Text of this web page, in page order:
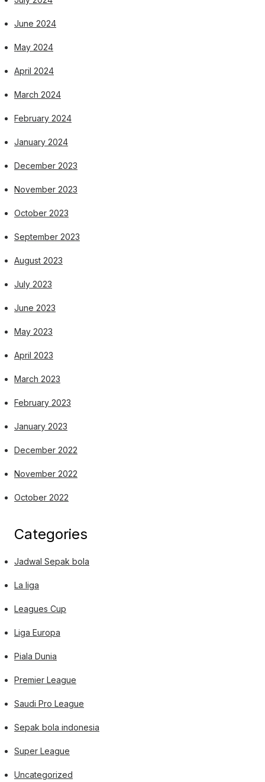
June 2024
May 2024
April 2024
March 2024
February 2024
January 2024
December 2023
November 2023
October 2023
September 2023
August 2023
July 2023
June 2023
May 2023
April 2023
March 2023
February 2023
January 2023
December 2022
November 2022
October 2022
Categories
Jadwal Sepak bola
La liga
Leagues Cup
Liga Europa
Piala Dunia
Premier League
Saudi Pro League
Sepak bola indonesia
Super League
Uncategorized